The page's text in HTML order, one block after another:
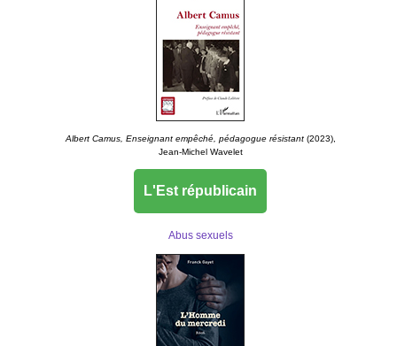
Albert Camus, Enseignant empêché, pédagogue résistant(2023),
Jean-Michel Wavelet
L'Est républicain
Abus sexuels